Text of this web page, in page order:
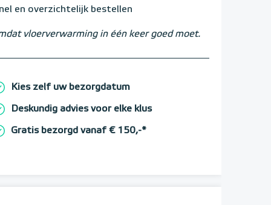
en overzichtelijk bestellen
vloerverwarming in één keer goed moet.
Kies zelf uw bezorgdatum
Deskundig advies voor elke klus
Gratis bezorgd vanaf € 150,-*